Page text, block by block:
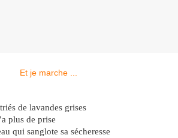
de lavandes grises
plus de prise
qui sanglote sa sécheresse